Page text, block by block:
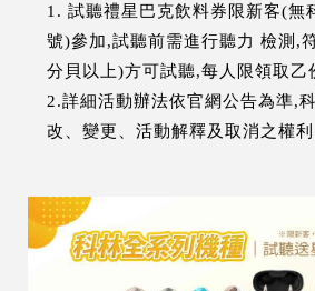
1. 試聽禮星巴克飲料券限新客(無
號)參加,試聽前需進行聽力 檢測,
分貝以上)方可試聽,每人限領取乙
2.詳細活動辦法依官網公告為準,
改、變更、活動解釋及取消之權利